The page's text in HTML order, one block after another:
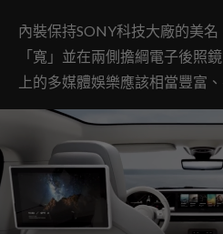
內裝保持SONY科技大廠的美
「寬」並在兩側擔綱電子後照
上的多媒體娛樂應該相當豐富